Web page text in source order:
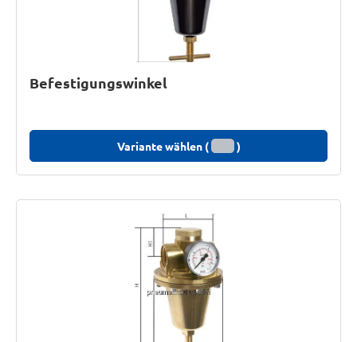
Befestigungswinkel
Variante wählen ( )